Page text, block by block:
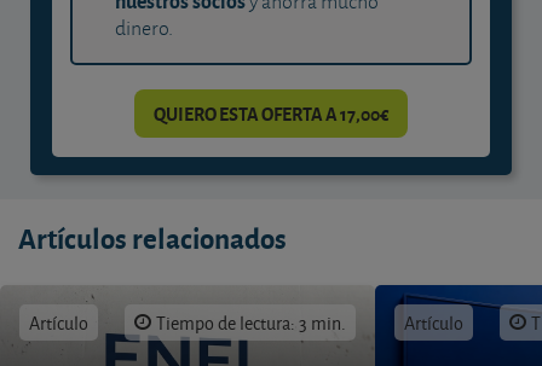
dinero.
QUIERO ESTA OFERTA A 17,00€
Artículos relacionados
Artículo Tiempo de lectura: 3 min. Artículo